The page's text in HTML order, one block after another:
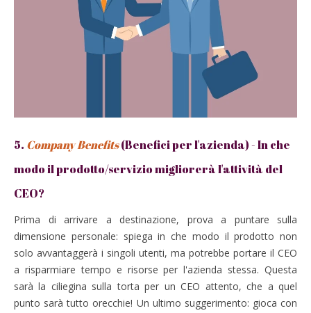
5. Company Benefits(Benefici per l'azienda) - In che
modo il prodotto/servizio migliorerà l'attività del
CEO?
Prima di arrivare a destinazione, prova a puntare sulla
dimensione personale: spiega in che modo il prodotto non
solo avvantaggerà i singoli utenti, ma potrebbe portare il CEO
a risparmiare tempo e risorse per l'azienda stessa. Questa
sarà la ciliegina sulla torta per un CEO attento, che a quel
punto sarà tutto orecchie! Un ultimo suggerimento: gioca con